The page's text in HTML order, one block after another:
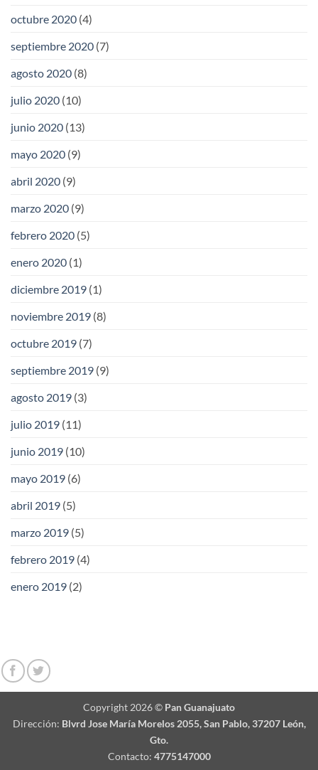
octubre 2020 (4)
septiembre 2020 (7)
agosto 2020 (8)
julio 2020 (10)
junio 2020 (13)
mayo 2020 (9)
abril 2020 (9)
marzo 2020 (9)
febrero 2020 (5)
enero 2020 (1)
diciembre 2019 (1)
noviembre 2019 (8)
octubre 2019 (7)
septiembre 2019 (9)
agosto 2019 (3)
julio 2019 (11)
junio 2019 (10)
mayo 2019 (6)
abril 2019 (5)
marzo 2019 (5)
febrero 2019 (4)
enero 2019 (2)
Copyright 2026 © Pan Guanajuato
Dirección: Blvrd Jose María Morelos 2055, San Pablo, 37207 León,
Gto.
Contacto: 4775147000